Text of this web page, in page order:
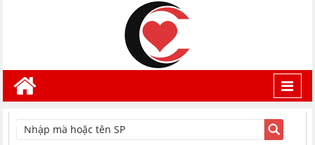
TÌM KIẾM